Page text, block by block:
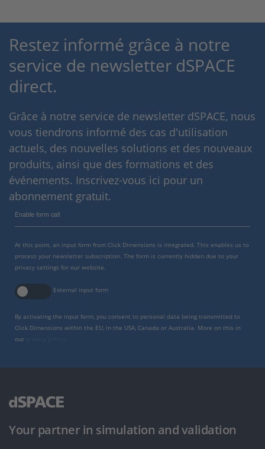
Restez informé grâce à notre
service de newsletter dSPACE
direct.
Grâce à notre service de newsletter dSPACE, nous
vous tiendrons informé des cas d'utilisation
actuels, des nouvelles solutions et des nouveaux
produits, ainsi que des formations et des
événements. Inscrivez-vous ici pour un
abonnement gratuit.
Enable form call
At this point, an input form from Click Dimensions is integrated. This enables us to
process your newsletter subscription. The form is currently hidden due to your
privacy settings for our website.
External input form
By activating the input form, you consent to personal data being transmitted to
Click Dimensions within the EU, in the USA, Canada or Australia. More on this in
our
Your partner in simulation and validation